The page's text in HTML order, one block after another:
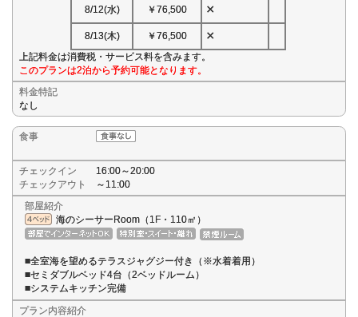
8/12(水) ￥76,500 ×
8/13(木) ￥76,500 ×
上記料金は消費税・サービス料を含みます。
このプランは2泊から予約可能となります。
料金特記
なし
食事
チェックイン
16:00～20:00
チェックアウト
～11:00
部屋紹介
海のシーサーRoom（1F・110㎡）
■全室海を望めるテラスジャグジー付き（※水着着用）
■セミダブルベッド4台（2ベッドルーム）
■システムキッチン完備
プラン内容紹介